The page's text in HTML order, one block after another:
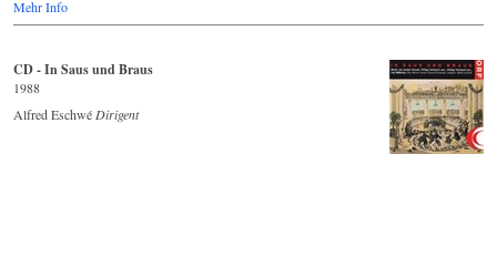
Mehr Info
CD - In Saus und Braus
1988
Alfred Eschwé Dirigent